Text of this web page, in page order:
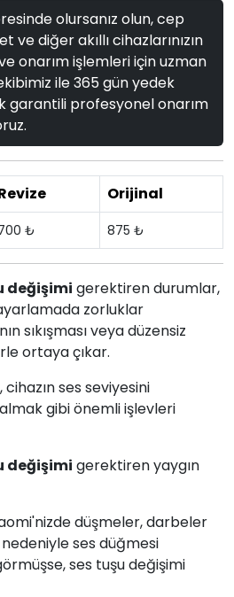
olursanız olun, cep
ve diğer akıllı cihazlarınızın
onarım işlemleri için uzman
ile 365 gün yedek
garantili profesyonel onarım
Orijinal
₺ 875 ₺
değişimi gerektiren durumlar,
zorluklar
sıkışması veya düzensiz
ortaya çıkar.
cihazın ses seviyesini
gibi önemli işlevleri
değişimi gerektiren yaygın
düşmeler, darbeler
ses düğmesi
ses tuşu değişimi